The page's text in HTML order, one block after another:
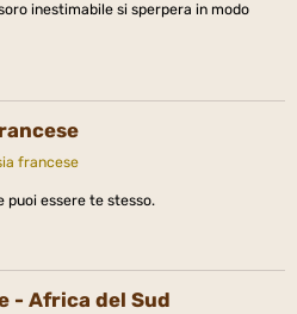
inestimabile si sperpera in modo
puoi essere te stesso.
- Africa del Sud